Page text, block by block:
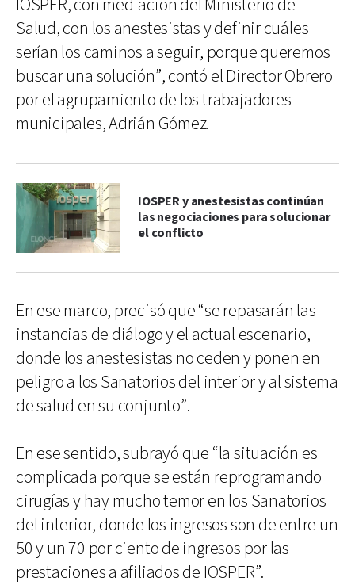
IOSPER, con mediación del Ministerio de
Salud, con los anestesistas y definir cuáles
serían los caminos a seguir, porque queremos
buscar una solución”, contó el Director Obrero
por el agrupamiento de los trabajadores
municipales, Adrián Gómez.
IOSPER y anestesistas continúan
las negociaciones para solucionar
el conflicto
En ese marco, precisó que “se repasarán las
instancias de diálogo y el actual escenario,
donde los anestesistas no ceden y ponen en
peligro a los Sanatorios del interior y al sistema
de salud en su conjunto”.
En ese sentido, subrayó que “la situación es
complicada porque se están reprogramando
cirugías y hay mucho temor en los Sanatorios
del interior, donde los ingresos son de entre un
50 y un 70 por ciento de ingresos por las
prestaciones a afiliados de IOSPER”.